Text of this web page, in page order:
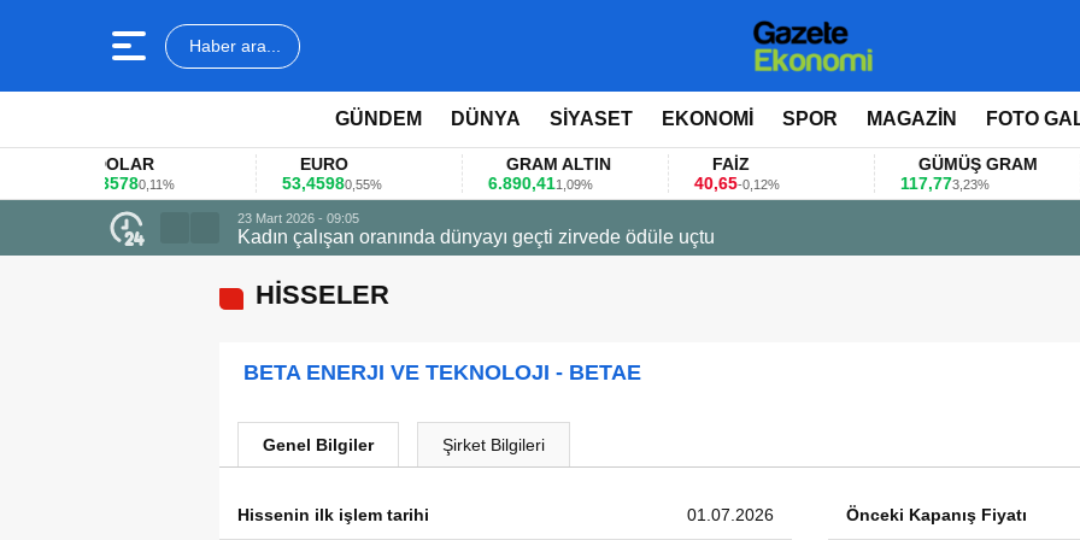
Haber ara...
GÜNDEM DÜNYA SİYASET EKONOMİ SPOR MAGAZİN FOTO
DOLAR
0,11%
EURO
53,45980,55%
GRAM ALTIN
6.890,411,09%
40,65-0,12%
GÜMÜŞ GRAM
117,773,23%
23 Mart 2026 - 09:05
Kadın çalışan oranında dünyayı geçti zirvede ödüle uçtu
HİSSELER
BETA ENERJI VE TEKNOLOJI - BETAE
Genel Bilgiler Şirket Bilgileri
Hissenin ilk işlem tarihi 01.07.2026 Önceki Kapanış Fiyatı